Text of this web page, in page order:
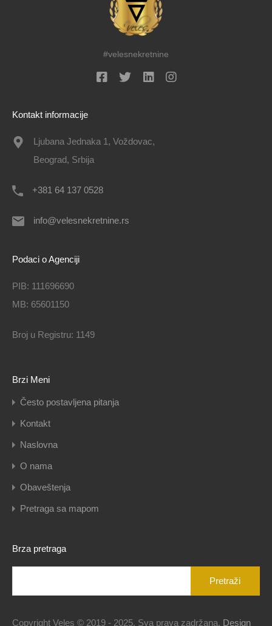
#velesnekretnine
Kontakt informacije
Ljubana Jednaka 1, Voždovac,
Beograd, Srbija
+381 64 137 0528
info@velesnekretnine.rs
Podaci o Agenciji
PIB: 111696690
MB: 65601150
Broj u Registru: 1149
Brzi Meni
Često postavljena pitanja
Kontakt
Naslovna
O nama
Obaveštenja
Pretraga sa mapom
Brza pretraga
Copyright Veles © 2019 - 2025. Sva prava zadržana. Design